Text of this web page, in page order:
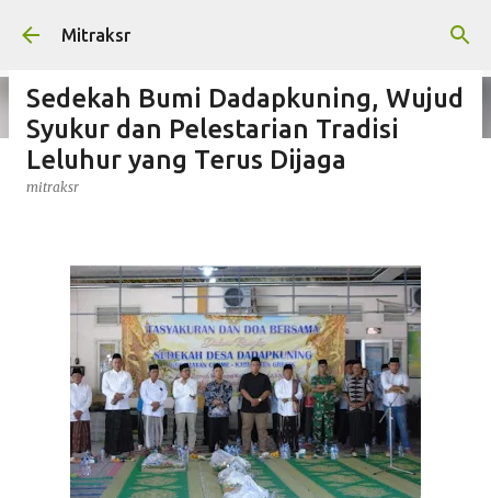
Mitraksr
Kabiro Gresik Media Sinar Pos
mitraksr
Sedekah Bumi Dadapkuning, Wujud
Syukur dan Pelestarian Tradisi
Leluhur yang Terus Dijaga
mitraksr